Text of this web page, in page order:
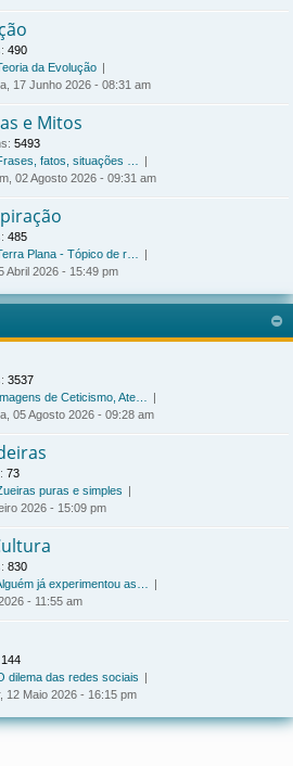
: 490
da Evolução
17 Junho 2026 - 08:31 am
e Mitos
: 5493
fatos, situações …
02 Agosto 2026 - 09:31 am
: 485
Plana - Tópico de r…
Abril 2026 - 15:49 pm
: 3537
de Ceticismo, Ate…
05 Agosto 2026 - 09:28 am
: 73
puras e simples
2026 - 15:09 pm
: 830
já experimentou as…
- 11:55 am
144
dilema das redes sociais
12 Maio 2026 - 16:15 pm